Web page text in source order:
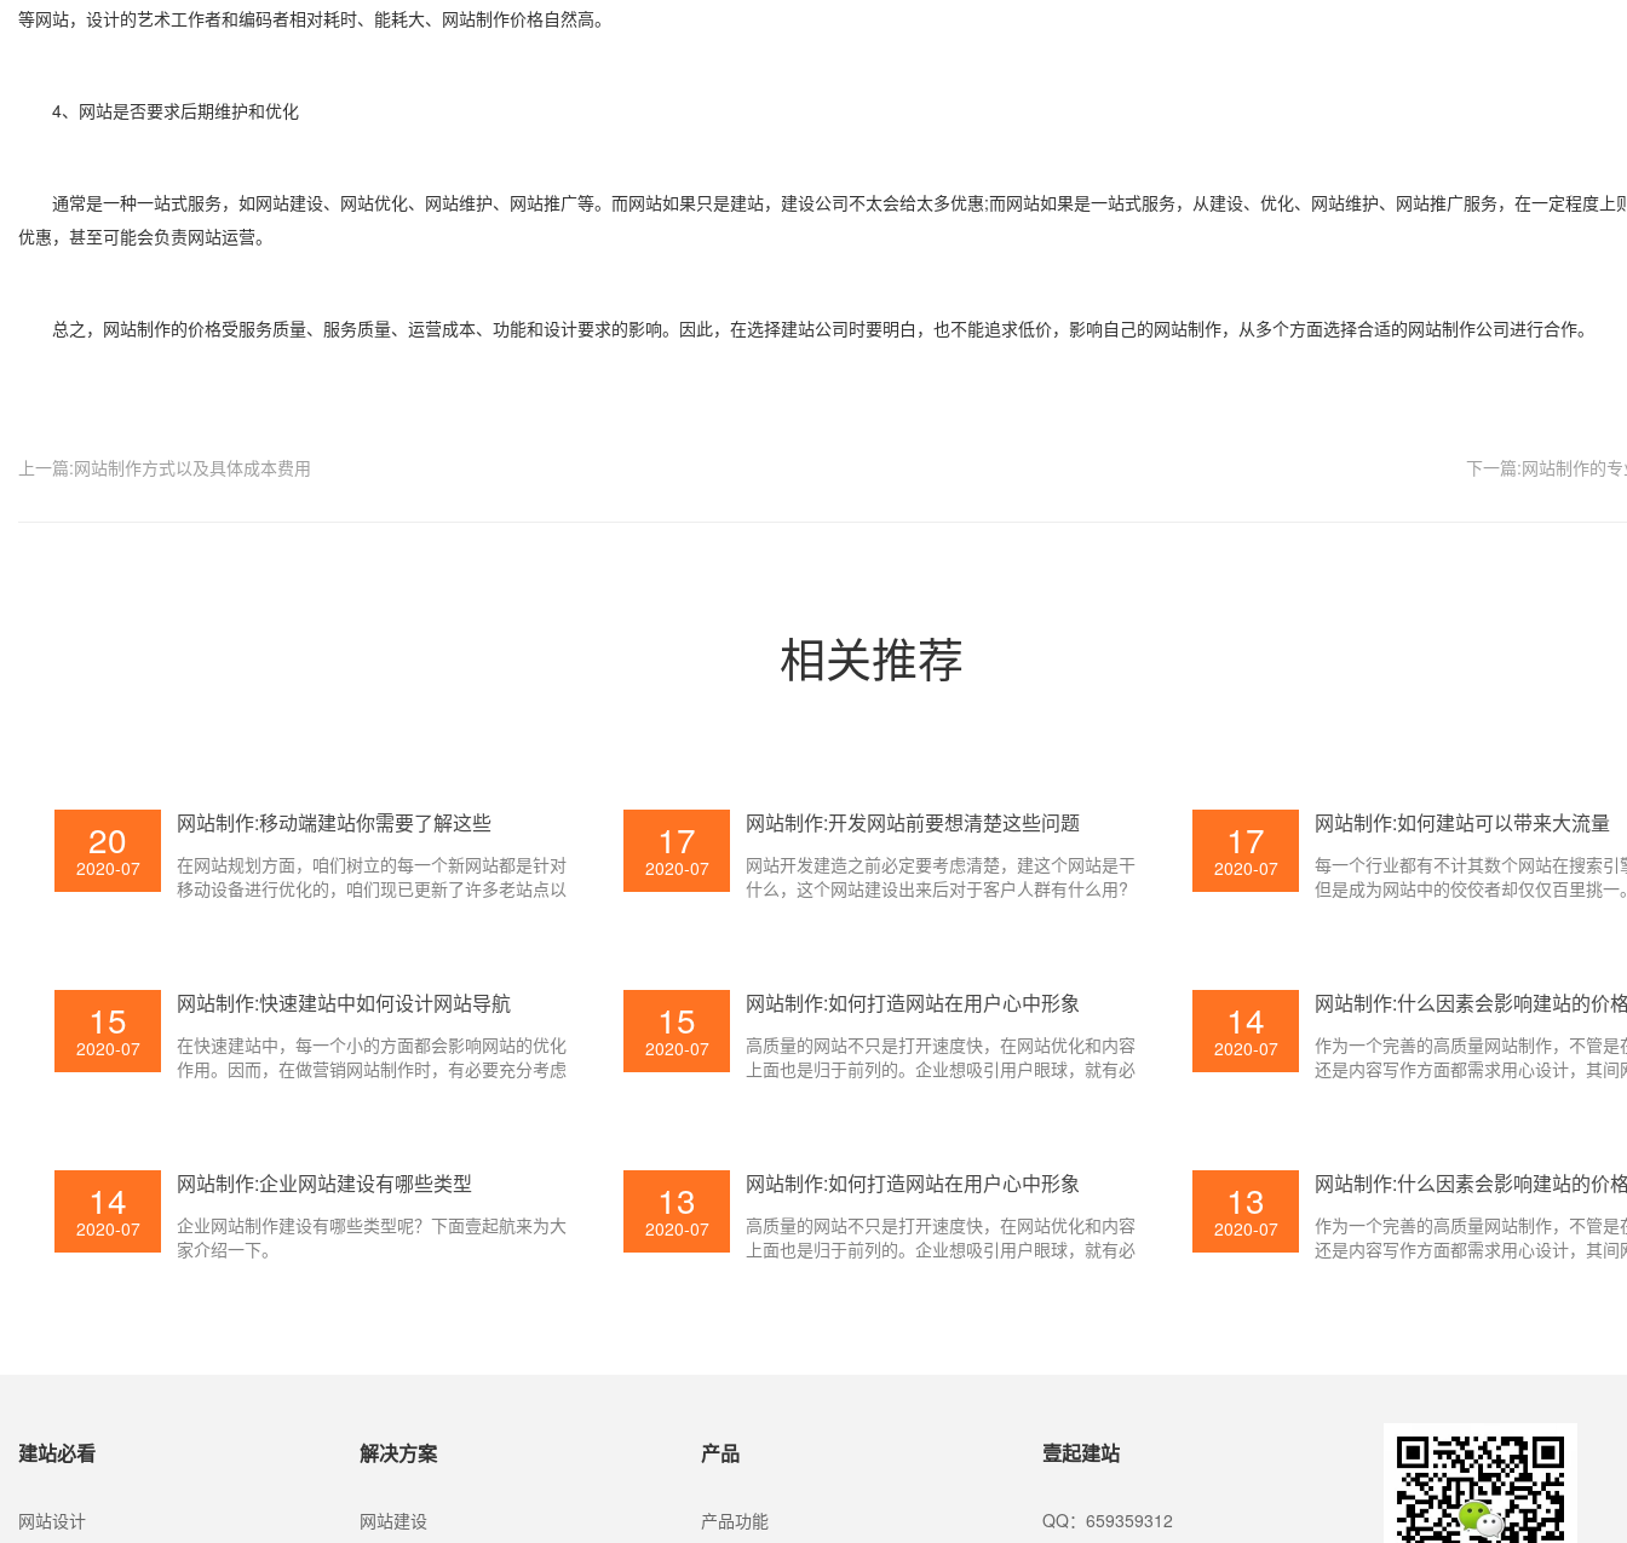
等网站，设计的艺术工作者和编码者相对耗时、能耗大、网站制作价格自然高。
4、网站是否要求后期维护和优化
通常是一种一站式服务，如网站建设、网站优化、网站维护、网站推广等。而网站如果只是建站，建设公司不太会给太多优惠;而网站如果是一站式服务，从建设、优化、网站维护、网站推广服务，在一定程度上
优惠，甚至可能会负责网站运营。
总之，网站制作的价格受服务质量、服务质量、运营成本、功能和设计要求的影响。因此，在选择建站公司时要明白，也不能追求低价，影响自己的网站制作，从多个方面选择合适的网站制作公司进行合作。
上一篇:网站制作方式以及具体成本费用 下一篇:网站制作的
相关推荐
20
2020-07
网站制作:移动端建站你需要了解这些
在网站规划方面，咱们树立的每一个新网站都是针对
移动设备进行优化的，咱们现已更新了许多老站点以
17
2020-07
网站制作:开发网站前要想清楚这些问题
网站开发建造之前必定要考虑清楚，建这个网站是干
什么，这个网站建设出来后对于客户人群有什么用?
17
2020-07
网站制作:如何建站可以带来大流量
每一个行业都有不计其数个网站在搜索引
但是成为网站中的佼佼者却仅仅百里挑一
15
2020-07
网站制作:快速建站中如何设计网站导航
在快速建站中，每一个小的方面都会影响网站的优化
作用。因而，在做营销网站制作时，有必要充分考虑
15
2020-07
网站制作:如何打造网站在用户心中形象
高质量的网站不只是打开速度快，在网站优化和内容
上面也是归于前列的。企业想吸引用户眼球，就有必
14
2020-07
网站制作:什么因素会影响建站的价
作为一个完善的高质量网站制作，不管是
还是内容写作方面都需求用心设计，其间
站制作价格的要素是什么？壹起航搜索引
为大家解说一下。
14
2020-07
网站制作:企业网站建设有哪些类型
企业网站制作建设有哪些类型呢？下面壹起航来为大
家介绍一下。
13
2020-07
网站制作:如何打造网站在用户心中形象
高质量的网站不只是打开速度快，在网站优化和内容
上面也是归于前列的。企业想吸引用户眼球，就有必
13
2020-07
网站制作:什么因素会影响建站的价
作为一个完善的高质量网站制作，不管是
还是内容写作方面都需求用心设计，其间
建站必看
网站设计
解决方案
网站建设
产品
产品功能
壹起建站
QQ：659359312